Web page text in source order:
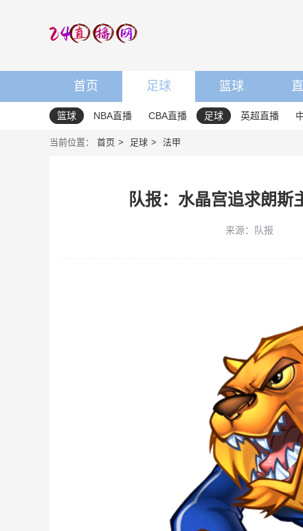
首页 足球 篮球
篮球 NBA直播 CBA直播 足球 英超直播
当前位置： 首页 足球 法甲
队报：水晶宫追求朗斯
来源：队报